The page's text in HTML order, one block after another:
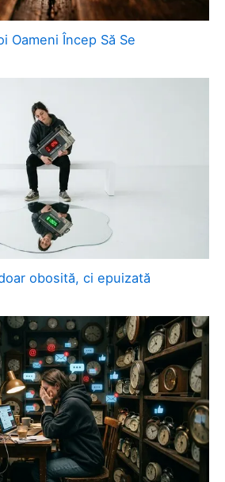
Oameni Încep Să Se
obosită, ci epuizată